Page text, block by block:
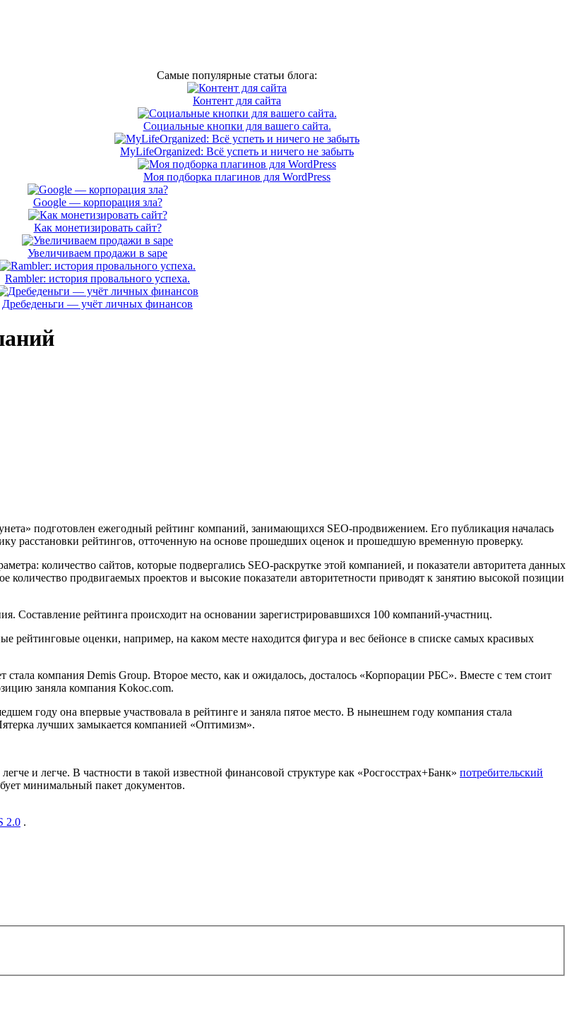
Самые популярные статьи блога:
Контент для сайта
Социальные кнопки для вашего сайта.
MyLifeOrganized: Всё успеть и ничего не забыть
Моя подборка плагинов для WordPress
Google — корпорация зла?
Как монетизировать сайт?
Увеличиваем продажи в sape
Rambler: история провального успеха.
Дребеденьги — учёт личных финансов
подготовлен ежегодный рейтинг компаний, занимающихся SEO-продвижением. Его публикация началась
расстановки рейтингов, отточенную на основе прошедших оценок и прошедшую временную проверку.
количество сайтов, которые подвергались SEO-раскрутке этой компанией, и показатели авторитета данных
продвигаемых проектов и высокие показатели авторитетности приводят к занятию высокой позиции
Составление рейтинга происходит на основании зарегистрировавшихся 100 компаний-участниц.
рейтинговые оценки, например, на каком месте находится фигура и вес бейонсе в списке самых красивых
компания Demis Group. Второе место, как и ожидалось, досталось «Корпорации РБС». Вместе с тем стоит
заняла компания Kokoc.com.
году она впервые участвовала в рейтинге и заняла пятое место. В нынешнем году компания стала
лучших замыкается компанией «Оптимизм».
и легче. В частности в такой известной финансовой структуре как «Росгосстрах+Банк» потребительский
минимальный пакет документов.
2.0 .